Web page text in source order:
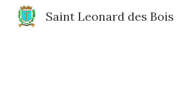
Saint Leonard des Bois